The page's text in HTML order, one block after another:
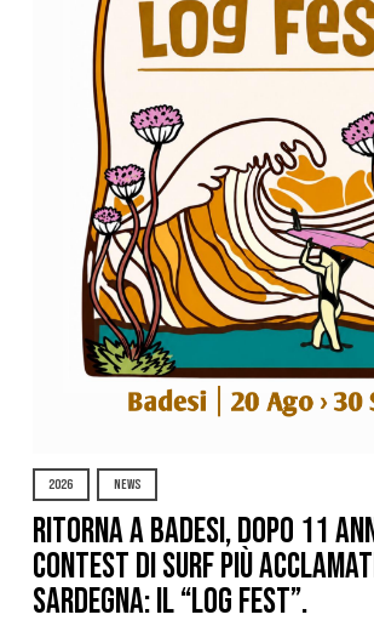
2026 NEWS
Ritorna a Badesi, dopo 11
contest di surf più
Sardegna: il “Log Fest”.